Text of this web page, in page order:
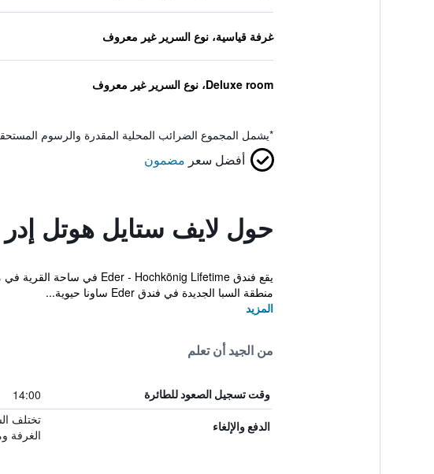
غرفة قياسية، نوع السرير غير معروف
Deluxe room، نوع السرير غير معروف
*يشمل المجموع الضرائب المحلية المقدرة والرسوم
أفضل سعر مضمون
حول لايف ستايل هوتل إدر
منطقة السبا الجديدة في فندق Eder ساونا حيوية...
المزيد
من الجيد أن تعلم
وقت تسجيل الصعود للطائرة 14:00
الدفع والإلغاء
تختلف
الغرفة